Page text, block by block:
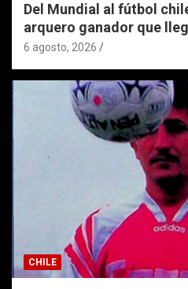
Del Mundial al fútbol
arquero ganador que
6 agosto, 2026
CHILE